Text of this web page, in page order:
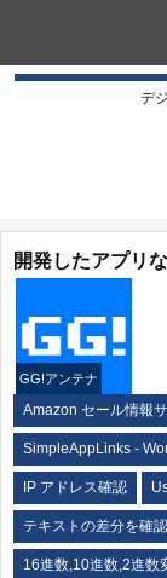
デ
開発したアプリ
GG!アンテナ
Amazon セール情報
SimpleAppLinks -
IP アドレス確認
テキストの差分を確
16進数,10進数,2進数